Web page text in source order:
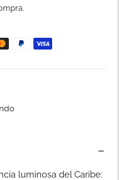
luminosa del Caribe: